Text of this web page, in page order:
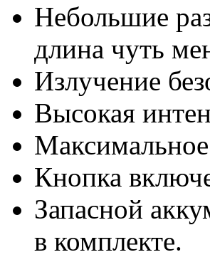
Небольшие
длина чуть
Излучение
Высокая
Кнопка
Запасной
в комплекте.